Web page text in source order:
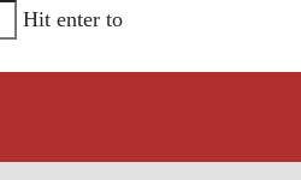
Hit enter to